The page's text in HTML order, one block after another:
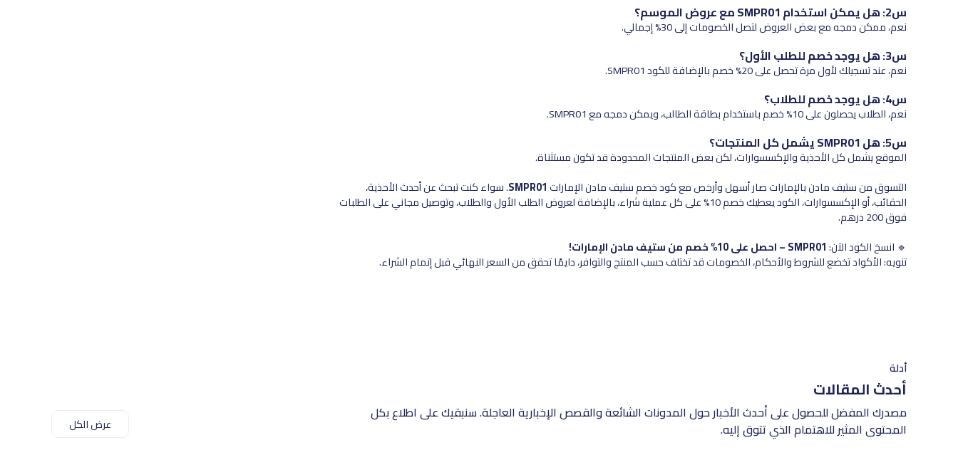
س2: هل يمكن استخدام SMPR01 مع عروض الموسم؟
نعم، ممكن دمجه مع بعض العروض لتصل الخصومات إلى 30% إجمالي.
س3: هل يوجد خصم للطلب الأول؟
نعم، عند تسجيلك لأول مرة تحصل على 20% خصم بالإضافة للكود SMPR01.
س4: هل يوجد خصم للطلاب؟
نعم، الطلاب يحصلون على 10% خصم باستخدام بطاقة الطالب، ويمكن دمجه مع SMPR01.
س5: هل SMPR01 يشمل كل المنتجات؟
الموقع يشمل كل الأحذية والإكسسوارات، لكن بعض المنتجات المحدودة قد تكون مستثناة.
التسوق من ستيف مادن بالإمارات صار أسهل وأرخص مع كود خصم ستيف مادن الإماراتSMPR01. سواء كنت تبحث عن أحدث الأحذية،
الحقائب، أو الإكسسوارات، الكود يعطيك خصم 10% على كل عملية شراء، بالإضافة لعروض الطلب الأول والطلاب، وتوصيل مجاني على الطلبات
فوق 200 درهم.
🔹 انسخ الكود الآن:SMPR01 – احصل على 10% خصم من ستيف مادن الإمارات!
تنويه: الأكواد تخضع للشروط والأحكام، الخصومات قد تختلف حسب المنتج والتوافر، دايمًا تحقق من السعر النهائي قبل إتمام الشراء.
أدلة
أحدث المقالات
مصدرك المفضل للحصول على أحدث الأخبار حول المدونات الشائعة والقصص الإخبارية العاجلة. سنبقيك على اطلاع بكل
المحتوى المثير للاهتمام الذي تتوق إليه.
عرض الكل